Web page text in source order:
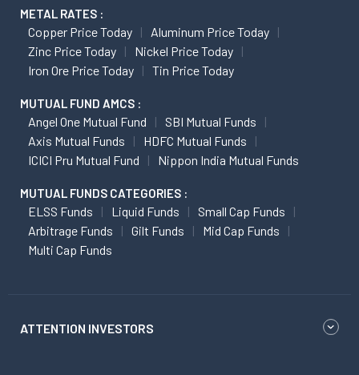
METAL RATES :
Copper Price Today
Aluminum Price Today
Zinc Price Today
Nickel Price Today
Iron Ore Price Today
Tin Price Today
MUTUAL FUND AMCS :
Angel One Mutual Fund
SBI Mutual Funds
Axis Mutual Funds
HDFC Mutual Funds
ICICI Pru Mutual Fund
Nippon India Mutual Funds
MUTUAL FUNDS CATEGORIES :
ELSS Funds Liquid Funds
Small Cap Funds
Arbitrage Funds
Gilt Funds
Mid Cap Funds
Multi Cap Funds
ATTENTION INVESTORS